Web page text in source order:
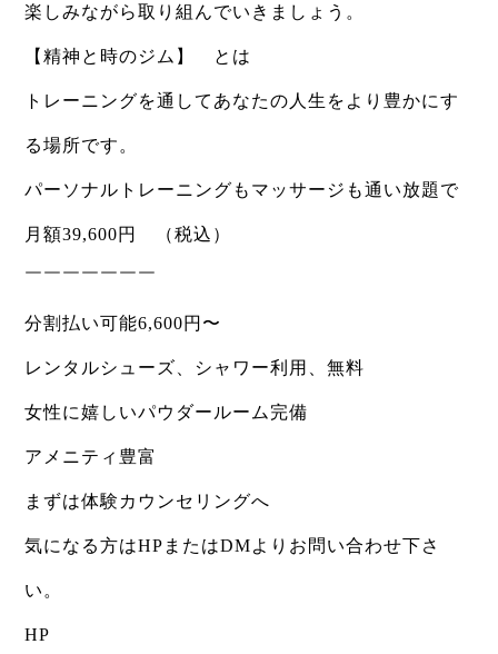
楽しみながら取り組んでいきましょう。​​​​​​​​​​​​​​​​
【精神と時のジム】 とは
トレーニングを通してあなたの人生をより豊かにす
る場所です。
パーソナルトレーニングもマッサージも通い放題で
月額39,600円 （税込）
￣￣￣￣￣￣￣
分割払い可能6,600円〜
レンタルシューズ、シャワー利用、無料
女性に嬉しいパウダールーム完備
アメニティ豊富
まずは体験カウンセリングへ
気になる方はHPまたはDMよりお問い合わせ下さ
い。
HP